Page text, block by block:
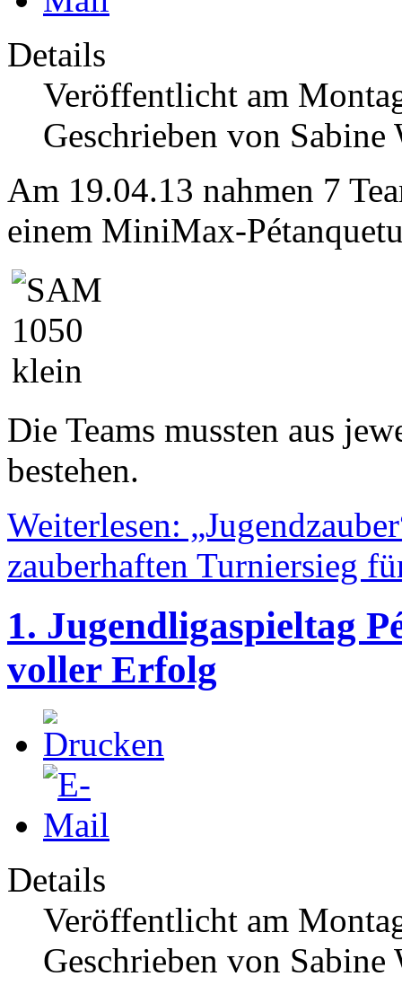
Details
Veröffentlicht am
Geschrieben von Sabine
Am 19.04.13 nahmen 7
einem MiniMax-
Die Teams mussten aus
bestehen.
Weiterlesen:
zauberhaften Turniersieg
1. Jugendligaspieltag
voller Erfolg
Details
Veröffentlicht am
Geschrieben von Sabine